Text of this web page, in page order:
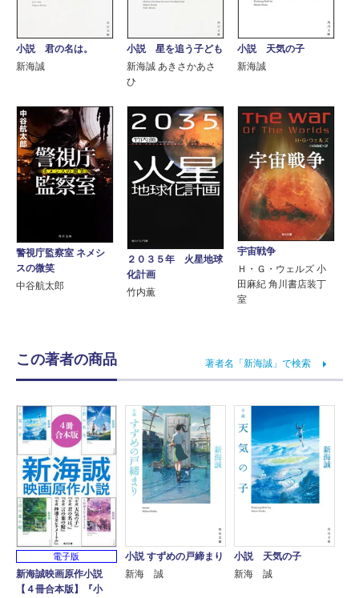
小説 君の名は。
新海誠
小説 星を追う子ども
新海誠 あきさかあさ
ひ
小説 天気の子
新海誠
警視庁監察室 ネメシ
スの微笑
中谷航太郎
２０３５年 火星地球
化計画
竹内薫
宇宙戦争
Ｈ・Ｇ・ウェルズ 小
田麻紀 角川書店装丁
室
この著者の商品 著者名「新海誠」で検索
電子版
新海誠映画原作小説
【４冊合本版】『小
小説 すずめの戸締まり
新海 誠
小説 天気の子
新海 誠